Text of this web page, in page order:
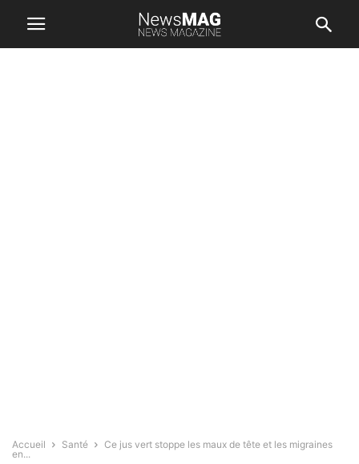
Accueil Santé
Ce jus vert stoppe les maux de tête et les migraines
en...